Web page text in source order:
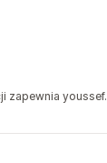
zapewnia youssef.